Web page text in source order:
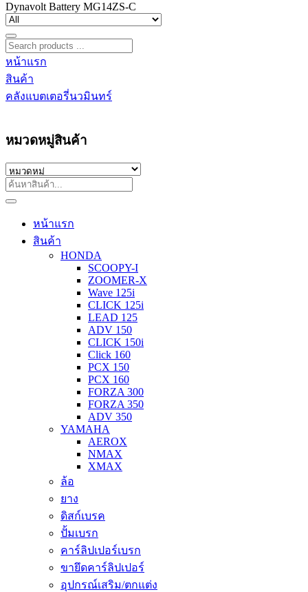
Dynavolt Battery MG14ZS-C
หน้าแรก
สินค้า
คลังแบตเตอรี่นวมินทร์
หมวดหมู่สินค้า
หน้าแรก
สินค้า
HONDA
SCOOPY-I
ZOOMER-X
Wave 125i
CLICK 125i
LEAD 125
ADV 150
CLICK 150i
Click 160
PCX 150
PCX 160
FORZA 300
FORZA 350
ADV 350
YAMAHA
AEROX
NMAX
XMAX
ล้อ
ยาง
ดิสก์เบรค
ปั้มเบรก
คาร์ลิปเปอร์เบรก
ขายึดคาร์ลิปเปอร์
อุปกรณ์เสริม/ตกแต่ง